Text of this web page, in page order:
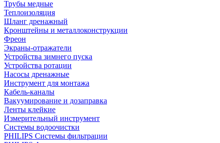
Трубы медные
Теплоизоляция
Шланг дренажный
Кронштейны и металлоконструкции
Фреон
Экраны-отражатели
Устройства зимнего пуска
Устройства ротации
Насосы дренажные
Инструмент для монтажа
Кабель-каналы
Вакуумирование и дозаправка
Ленты клейкие
Измерительный инструмент
Системы водоочистки
PHILIPS Системы фильтрации